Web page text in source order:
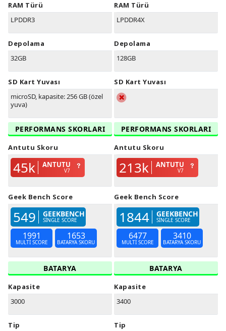
RAM Türü
LPDDR3
Depolama
32GB
SD Kart Yuvası
microSD, kapasite: 256 GB (özel
yuva)
PERFORMANS SKORLARI
Antutu Skoru
45k ANTUTU
V7
Geek Bench Score
549 GEEKBENCH
SINGLE SCORE
1991
MULTI SCORE
1653
BATARYA SKORU
BATARYA
Kapasite
3000
Tip
RAM Türü
LPDDR4X
Depolama
128GB
SD Kart Yuvası
PERFORMANS SKORLARI
Antutu Skoru
213k ANTUTU
V7
Geek Bench Score
1844 GEEKBENCH
SINGLE SCORE
6477
MULTI SCORE
3410
BATARYA SKORU
BATARYA
Kapasite
3400
Tip